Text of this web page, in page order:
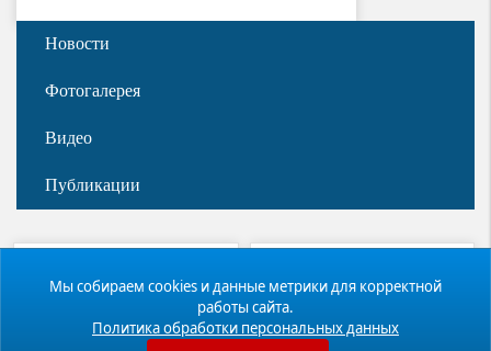
Новости
Фотогалерея
Видео
Публикации
БЛАГОДАРНОСТЬЮ
ПРИМЕМ ЛЮБЫЕ ВАШИ
ПОЖЕРТВОВАНИЯ
ВДПО
ОТЗЫВЫ О НАШЕЙ
РАБОТЕ
Мы собираем cookies и данные метрики для корректной
работы сайта.
Политика обработки персональных данных